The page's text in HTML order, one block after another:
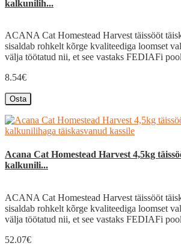
kalkunilih...
ACANA Cat Homestead Harvest täissööt
sisaldab rohkelt kõrge kvaliteediga loomset
välja töötatud nii, et see vastaks FEDIAFi
8.54€
Osta
Acana Cat Homestead Harvest 4,5kg
kalkunili...
ACANA Cat Homestead Harvest täissööt
sisaldab rohkelt kõrge kvaliteediga loomset
välja töötatud nii, et see vastaks FEDIAFi
52.07€